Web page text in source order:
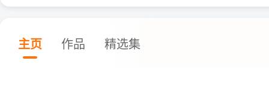
主页 作品 精选集